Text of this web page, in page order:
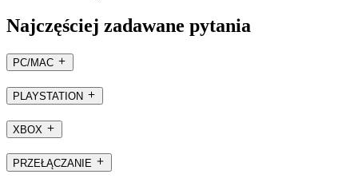
Najczęściej zadawane pytania
PC/MAC
PLAYSTATION
XBOX
PRZEŁĄCZANIE